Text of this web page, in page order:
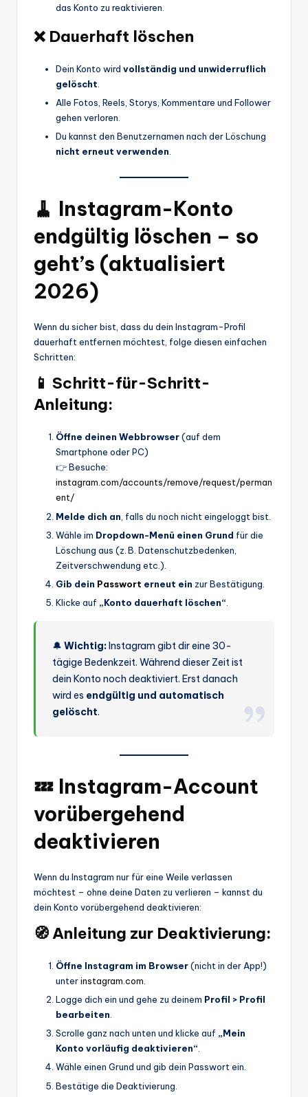
das Konto zu reaktivieren.
❌ Dauerhaft löschen
Dein Konto wird vollständig und unwiderruflich
gelöscht
Alle Fotos, Reels, Storys, Kommentare und Follower
gehen verloren.
Du kannst den Benutzernamen nach der Löschung
nicht erneut verwenden.
🧹 Instagram-Konto
endgültig löschen – so
geht’s (aktualisiert
2026)
Wenn du sicher bist, dass du dein Instagram-Profil
dauerhaft entfernen möchtest, folge diesen einfachen
Schritten:
📱 Schritt-für-Schritt-
Anleitung:
Öffne deinen Webbrowser(auf dem
Smartphone oder PC)
👉 Besuche:
instagram.com/accounts/remove/request/perman
ent/
Melde dich an , falls du noch nicht eingeloggt bist.
Wähle im Dropdown-Menü einen Grund für die
Löschung aus (z. B. Datenschutzbedenken,
Zeitverschwendung etc.).
Gib dein Passwort erneut ein zur Bestätigung.
Klicke auf „Konto dauerhaft löschen“
🔔Wichtig:Instagram gibt dir eine 30-
tägige Bedenkzeit. Während dieser Zeit ist
dein Konto noch deaktiviert. Erst danach
wird es endgültig und automatisch
gelöscht.
💤 Instagram-Account
vorübergehend
deaktivieren
Wenn du Instagram nur für eine Weile verlassen
möchtest – ohne deine Daten zu verlieren – kannst du
dein Konto vorübergehend deaktivieren:
🧭 Anleitung zur Deaktivierung:
Öffne Instagram im Browser(nicht in der App!)
unterinstagram.com
Logge dich ein und gehe zu deinem Profil > Profil
bearbeiten.
Scrolle ganz nach unten und klicke auf „Mein
Konto vorläufig deaktivieren“.
Wähle einen Grund und gib dein Passwort ein.
Bestätige die Deaktivierung.